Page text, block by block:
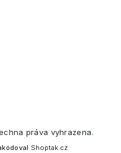
práva vyhrazena.
Shoptak.cz